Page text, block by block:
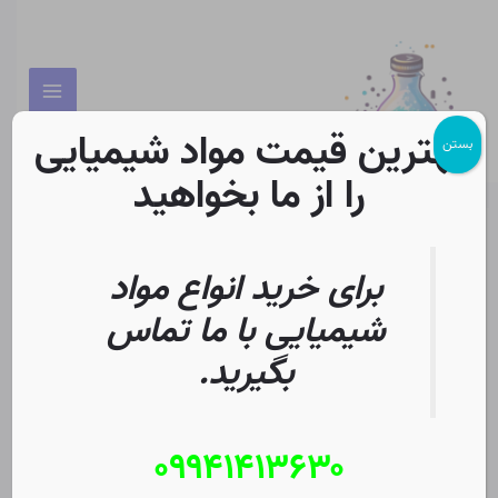
Menu
بلاگ
فروش بنزیل کلراید
دیدگاه‌ خود را بنویسید /بلاگ/
Christopher J. Ziegler
pagination
بهترین قیمت مواد شیمیایی
را از ما بخواهید
برای خرید انواع مواد
شیمیایی با ما تماس
بگیرید.
۰۹۹۴۱۴۱۳۶۳۰
بستن